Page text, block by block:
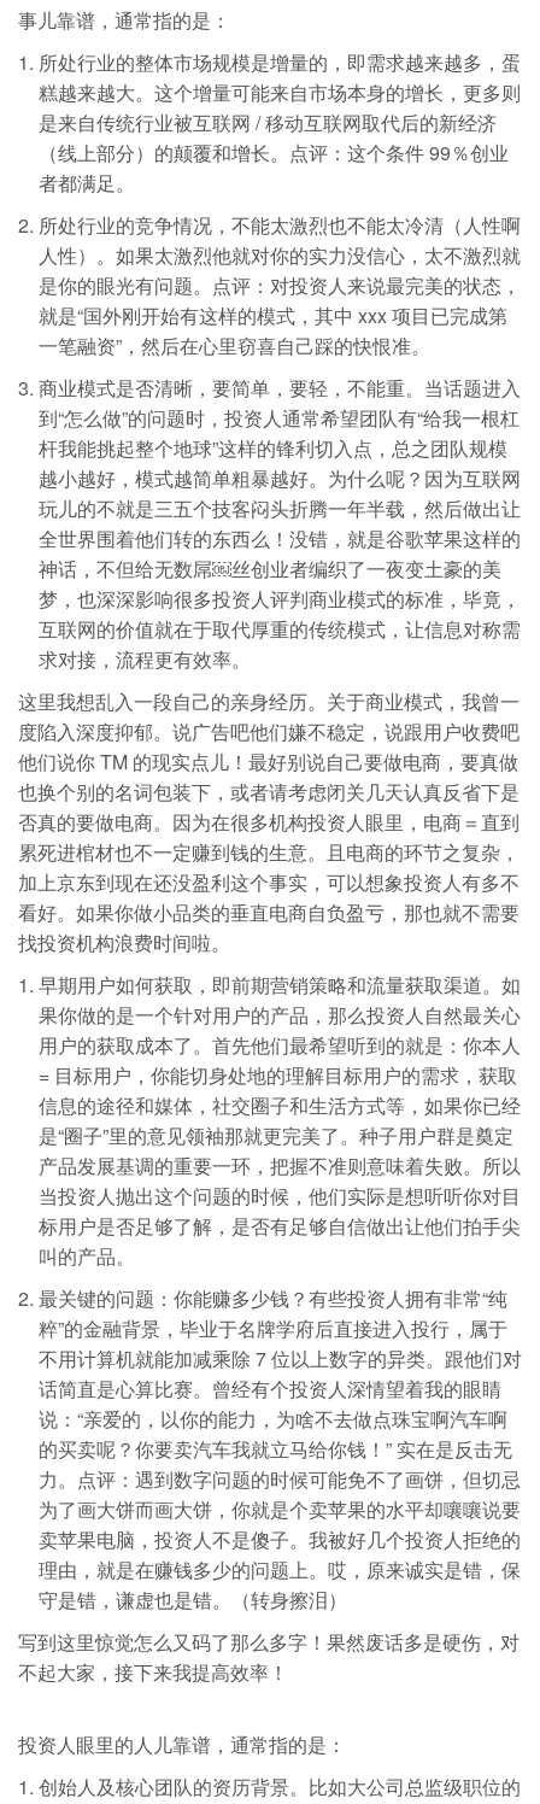
事儿靠谱，通常指的是：
所处行业的整体市场规模是增量的，即需求越来越多，蛋
糕越来越大。这个增量可能来自市场本身的增长，更多则
是来自传统行业被互联网 / 移动互联网取代后的新经济
（线上部分）的颠覆和增长。点评：这个条件 99％创业
者都满足。
所处行业的竞争情况，不能太激烈也不能太冷清（人性啊
人性）。如果太激烈他就对你的实力没信心，太不激烈就
是你的眼光有问题。点评：对投资人来说最完美的状态，
就是“国外刚开始有这样的模式，其中 xxx 项目已完成第
一笔融资”，然后在心里窃喜自己踩的快恨准。
商业模式是否清晰，要简单，要轻，不能重。当话题进入
到“怎么做”的问题时，投资人通常希望团队有“给我一根杠
杆我能挑起整个地球”这样的锋利切入点，总之团队规模
越小越好，模式越简单粗暴越好。为什么呢？因为互联网
玩儿的不就是三五个技客闷头折腾一年半载，然后做出让
全世界围着他们转的东西么！没错，就是谷歌苹果这样的
神话，不但给无数屌￼丝创业者编织了一夜变土豪的美
梦，也深深影响很多投资人评判商业模式的标准，毕竟，
互联网的价值就在于取代厚重的传统模式，让信息对称需
求对接，流程更有效率。
这里我想乱入一段自己的亲身经历。关于商业模式，我曾一
度陷入深度抑郁。说广告吧他们嫌不稳定，说跟用户收费吧
他们说你 TM 的现实点儿！最好别说自己要做电商，要真做
也换个别的名词包装下，或者请考虑闭关几天认真反省下是
否真的要做电商。因为在很多机构投资人眼里，电商＝直到
累死进棺材也不一定赚到钱的生意。且电商的环节之复杂，
加上京东到现在还没盈利这个事实，可以想象投资人有多不
看好。如果你做小品类的垂直电商自负盈亏，那也就不需要
找投资机构浪费时间啦。
早期用户如何获取，即前期营销策略和流量获取渠道。如
果你做的是一个针对用户的产品，那么投资人自然最关心
用户的获取成本了。首先他们最希望听到的就是：你本人
= 目标用户，你能切身处地的理解目标用户的需求，获取
信息的途径和媒体，社交圈子和生活方式等，如果你已经
是“圈子”里的意见领袖那就更完美了。种子用户群是奠定
产品发展基调的重要一环，把握不准则意味着失败。所以
当投资人抛出这个问题的时候，他们实际是想听听你对目
标用户是否足够了解，是否有足够自信做出让他们拍手尖
叫的产品。
最关键的问题：你能赚多少钱？有些投资人拥有非常“纯
粹”的金融背景，毕业于名牌学府后直接进入投行，属于
不用计算机就能加减乘除 7 位以上数字的异类。跟他们对
话简直是心算比赛。曾经有个投资人深情望着我的眼睛
说：“亲爱的，以你的能力，为啥不去做点珠宝啊汽车啊
的买卖呢？你要卖汽车我就立马给你钱！” 实在是反击无
力。点评：遇到数字问题的时候可能免不了画饼，但切忌
为了画大饼而画大饼，你就是个卖苹果的水平却嚷嚷说要
卖苹果电脑，投资人不是傻子。我被好几个投资人拒绝的
理由，就是在赚钱多少的问题上。哎，原来诚实是错，保
守是错，谦虚也是错。（转身擦泪）
写到这里惊觉怎么又码了那么多字！果然废话多是硬伤，对
不起大家，接下来我提高效率！
投资人眼里的人儿靠谱，通常指的是：
创始人及核心团队的资历背景。比如大公司总监级职位的